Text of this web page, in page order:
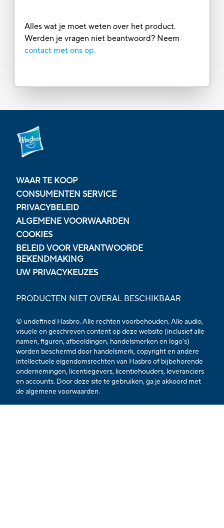
Alles wat je moet weten over het product.
Werden je vragen niet beantwoord? Neem
contact met ons op.
WAAR TE KOOP
CONSUMENTEN SERVICE
PRIVACYBELEID
ALGEMENE VOORWAARDEN
COOKIES
BELEID VOOR VERANTWOORDE
BEKENDMAKING
UW PRIVACYKEUZES
PRODUCTEN NIET OVERAL BESCHIKBAAR
© undefined Hasbro. Alle rechten voorbehouden. Alle audio,
visuele en geschreven content op deze website (inclusief alle
namen, figuren, afbeeldingen, handelsmerken en logo's)
worden beschermd door handelsmerk, copyright en andere
intellectuele eigendomsrechten van Hasbro of bijbehorende
ondernemingen, licentiegevers, licentiehouders, leveranciers
en accounts. Door deze site te gebruiken, ga je akkoord met
dealgemene voorwaarden.